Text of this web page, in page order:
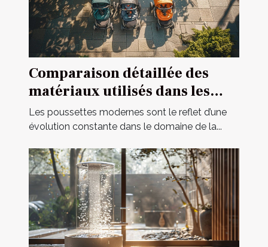
Comparaison détaillée des
matériaux utilisés dans les
poussettes modernes
Les poussettes modernes sont le reflet d’une
évolution constante dans le domaine de la...